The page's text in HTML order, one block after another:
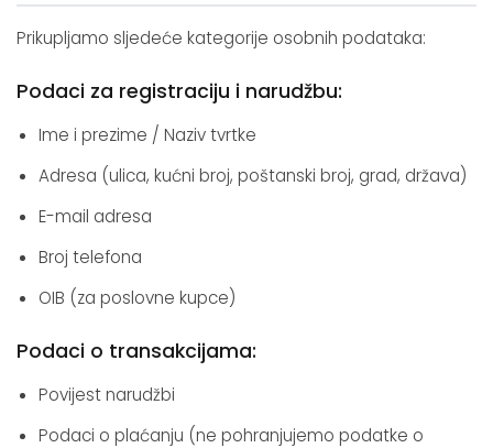
Prikupljamo sljedeće kategorije osobnih podataka:
Podaci za registraciju i narudžbu:
Ime i prezime / Naziv tvrtke
Adresa (ulica, kućni broj, poštanski broj, grad, država)
E-mail adresa
Broj telefona
OIB (za poslovne kupce)
Podaci o transakcijama:
Povijest narudžbi
Podaci o plaćanju (ne pohranjujemo podatke o